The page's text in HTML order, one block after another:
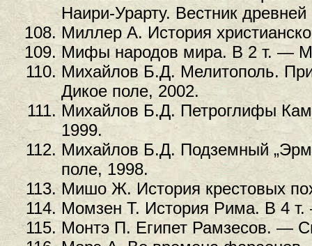
Наири-Урарту. Вестник
Миллер А. История
Мифы народов мира. В 2 т. —
Михайлов Б.Д. Мелитополь.
Дикое поле, 2002.
Михайлов Б.Д. Петроглифы
1999.
Михайлов Б.Д. Подземный
поле, 1998.
Мишо Ж. История крестовых
Момзен Т. История Рима. В 4
Монтэ П. Египет Рамзесов. —